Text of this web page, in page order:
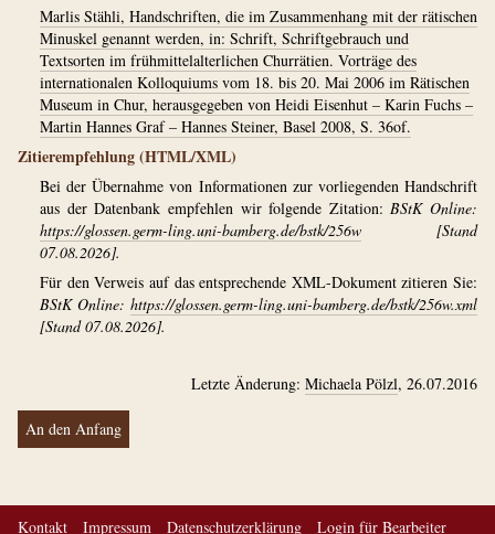
Marlis Stähli, Handschriften, die im Zusammenhang mit der rätischen
Minuskel genannt werden, in: Schrift, Schriftgebrauch und
Textsorten im frühmittelalterlichen Churrätien. Vorträge des
internationalen Kolloquiums vom 18. bis 20. Mai 2006 im Rätischen
Museum in Chur, herausgegeben von Heidi Eisenhut – Karin Fuchs –
Martin Hannes Graf – Hannes Steiner, Basel 2008, S. 36of.
Zitierempfehlung (HTML/XML)
Bei der Übernahme von Informationen zur vorliegenden Handschrift
aus der Datenbank empfehlen wir folgende Zitation:BStK Online:
https://glossen.germ-ling.uni-bamberg.de/bstk/256w [Stand
07.08.2026].
Für den Verweis auf das entsprechende XML-Dokument zitieren Sie:
BStK Online: https://glossen.germ-ling.uni-bamberg.de/bstk/256w.xml
[Stand 07.08.2026].
Letzte Änderung: Michaela Pölzl, 26.07.2016
An den Anfang
Kontakt Impressum Datenschutzerklärung Login für Bearbeiter